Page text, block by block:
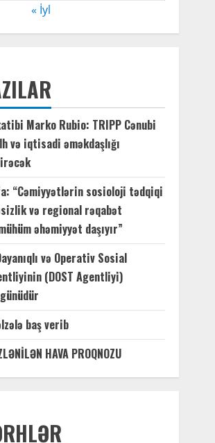
« İyl
Marko Rubio: TRIPP Cənubi
və iqtisadi əməkdaşlığı
“Cəmiyyətlərin sosioloji tədqiqi
və regional rəqabət
əhəmiyyət daşıyır”
və Operativ Sosial
(DOST Agentliyi)
baş verib
HAVA PROQNOZU